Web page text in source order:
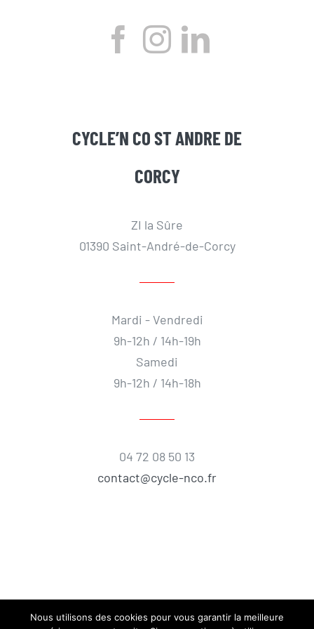
CYCLE’N CO ST ANDRE DE
CORCY
ZI la Sûre
01390 Saint-André-de-Corcy
Mardi - Vendredi
9h-12h / 14h-19h
Samedi
9h-12h / 14h-18h
04 72 08 50 13
contact@cycle-nco.fr
Nous utilisons des cookies pour vous garantir la meilleure